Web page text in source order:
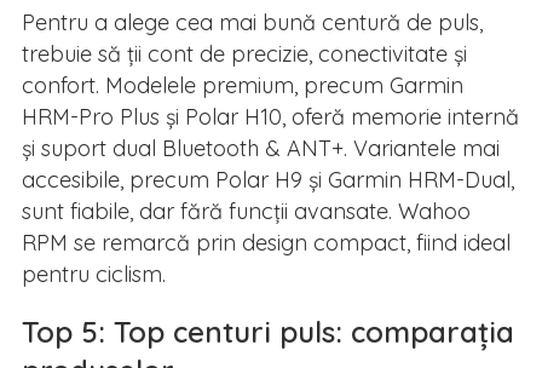
Pentru a alege cea mai bună centură de puls,
trebuie să ții cont de precizie, conectivitate și
confort. Modelele premium, precum Garmin
HRM-Pro Plus și Polar H10, oferă memorie internă
și suport dual Bluetooth & ANT+. Variantele mai
accesibile, precum Polar H9 și Garmin HRM-Dual,
sunt fiabile, dar fără funcții avansate. Wahoo
RPM se remarcă prin design compact, fiind ideal
pentru ciclism.
Top 5: Top centuri puls: comparația